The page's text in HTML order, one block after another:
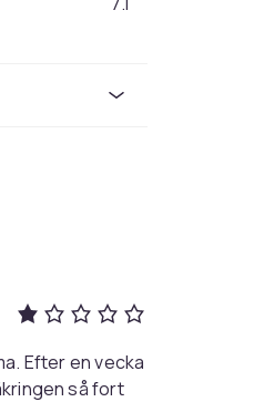
Efter en vecka
så fort